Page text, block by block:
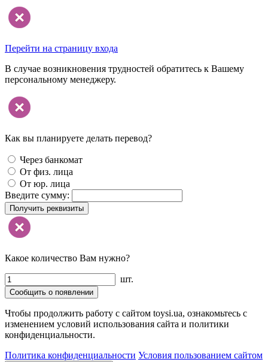
Перейти на страницу входа
В случае возникновения трудностей обратитесь к Вашему
персональному менеджеру.
Как вы планируете делать перевод?
Через банкомат
От физ. лица
От юр. лица
Введите сумму:
Получить реквизиты
Какое количество Вам нужно?
шт.
Сообщить о появлении
Чтобы продолжить работу с сайтом toysi.ua, ознакомьтесь с
изменением условий использования сайта и политики
конфиденциальности.
Политика конфиденциальности Условия пользованием сайтом